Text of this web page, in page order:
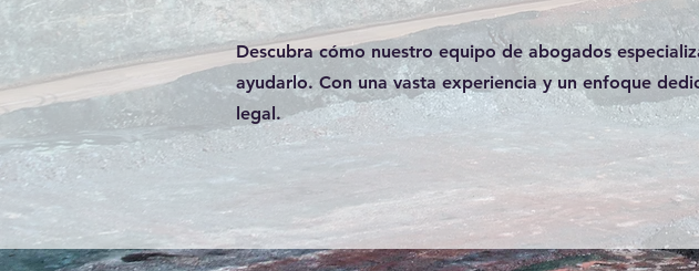
Descubra cómo nuestro equipo de abogados
ayudarlo. Con una vasta experiencia y un enfoque
legal.